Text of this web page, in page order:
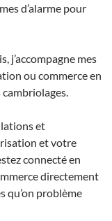
d’alarme pour
j’accompagne mes
ou commerce en
et
et votre
connecté en
directement
qu’on problème